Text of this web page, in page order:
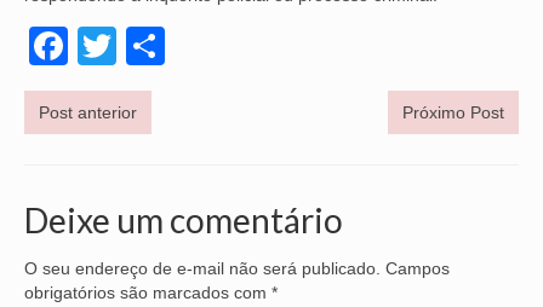
Facebook
Twitter
Post anterior Próximo Post
Deixe um comentário
O seu endereço de e-mail não será publicado. Campos
obrigatórios são marcados com *